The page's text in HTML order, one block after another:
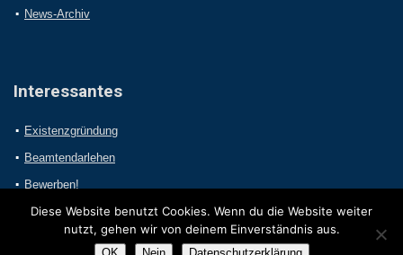
News-Archiv
Interessantes
Existenzgründung
Beamtendarlehen
Bewerben!
Diese Website benutzt Cookies. Wenn du die Website weiter
nutzt, gehen wir von deinem Einverständnis aus.